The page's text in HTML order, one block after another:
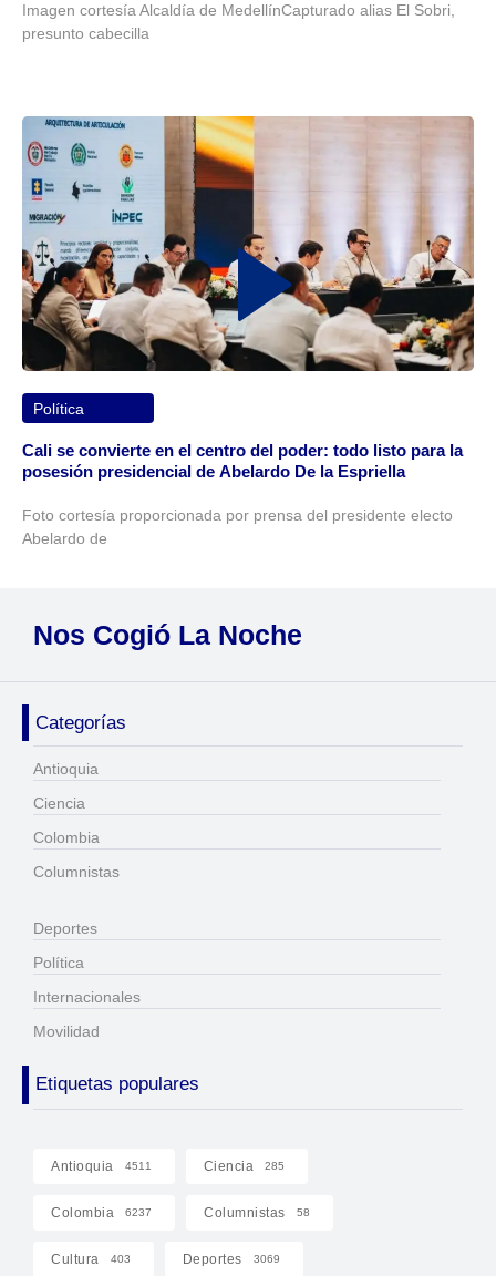
Imagen cortesía Alcaldía de MedellínCapturado alias El Sobri,
presunto cabecilla
Política
Cali se convierte en el centro del poder: todo listo para la
posesión presidencial de Abelardo De la Espriella
Foto cortesía proporcionada por prensa del presidente electo
Abelardo de
Nos Cogió La Noche
Categorías
Antioquia
Ciencia
Colombia
Columnistas
Deportes
Política
Internacionales
Movilidad
Etiquetas populares
Antioquia 4511 Ciencia 285
Colombia 6237 Columnistas 58
Cultura 403 Deportes 3069